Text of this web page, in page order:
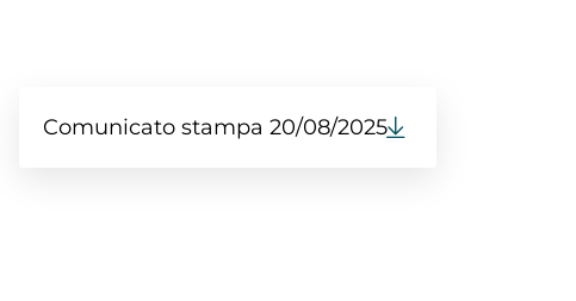
Comunicato stampa 20/08/2025